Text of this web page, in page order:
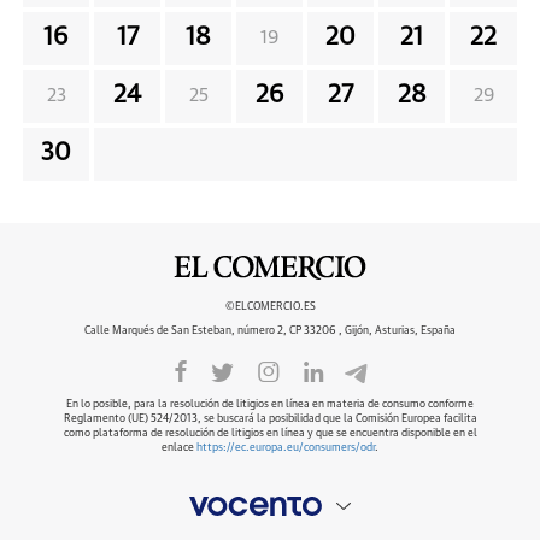
16 17 18 19 20 21 22
23 24 25 26 27 28 29
30
©ELCOMERCIO.ES
Calle Marqués de San Esteban, número 2, CP 33206 , Gijón, Asturias, España
En lo posible, para la resolución de litigios en línea en materia de consumo conforme
Reglamento (UE) 524/2013, se buscará la posibilidad que la Comisión Europea facilita
como plataforma de resolución de litigios en línea y que se encuentra disponible en el
enlace https://ec.europa.eu/consumers/odr.